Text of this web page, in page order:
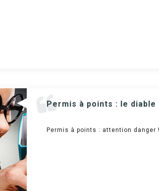
Permis à points : le
Permis à points : attention danger !